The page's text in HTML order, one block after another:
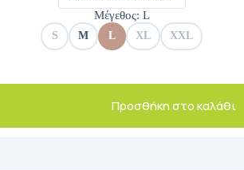
Μέγεθος: L
S M L XL XXL
Προσθήκη στο καλάθι